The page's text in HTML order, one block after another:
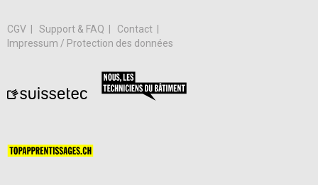
CGV Support & FAQ
Contact
Impressum / Protection des données